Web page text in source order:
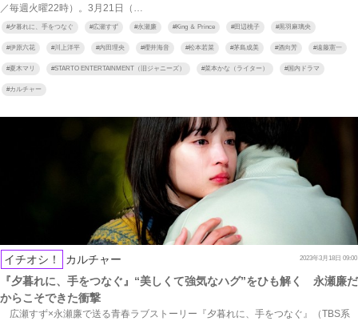
／毎週火曜22時）。3月21日（…
#夕暮れに、手をつなぐ #広瀬すず #永瀬廉 #King ＆ Prince #田辺桃子 #黒羽麻璃央
#伊原六花 #川上洋平 #内田理央 #櫻井海音 #松本若菜 #茅島成美 #酒向芳 #遠藤憲一
#夏木マリ #STARTO ENTERTAINMENT（旧ジャニーズ） #菜本かな（ライター） #国内ドラマ
#カルチャー
イチオシ！ カルチャー 2023年3月18日 09:00
『夕暮れに、手をつなぐ』“美しくて強気なハグ”をひも解く 永瀬廉だ
からこそできた衝撃
広瀬すず×永瀬廉で送る青春ラブストーリー『夕暮れに、手をつなぐ』（TBS系